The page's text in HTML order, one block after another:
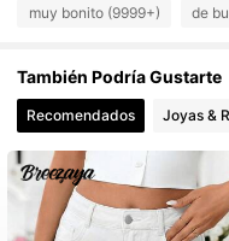
4.87 901K
4.87 901K
4.87 901K
4.87 901K
muy bonito (9999+) de
También Podría Gustarte
Recomendados Joyas &